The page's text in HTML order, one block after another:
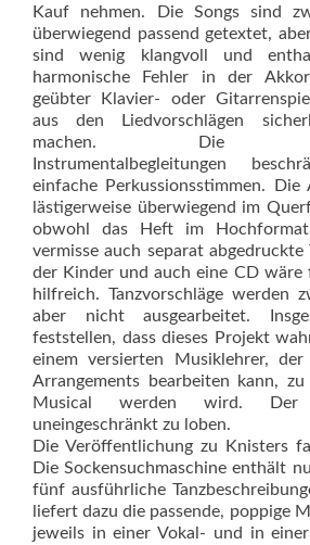
Kauf nehmen. Die Songs sind
überwiegend passend getextet,
sind wenig klangvoll und
harmonische Fehler in der
geübter Klavier- oder
aus den Liedvorschlägen
machen. Die
Instrumentalbegleitungen
einfache Perkussionsstimmen. Die
lästigerweise überwiegend im
obwohl das Heft im
vermisse auch separat
der Kinder und auch eine CD wäre
hilfreich. Tanzvorschläge werden
aber nicht ausgearbeitet.
feststellen, dass dieses Projekt
einem versierten Musiklehrer,
Arrangements bearbeiten kann, zu
Musical werden wird. Der
uneingeschränkt zu loben.
Die Veröffentlichung zu Knisters
Die Sockensuchmaschine enthält
fünf ausführliche
liefert dazu die passende, poppige
jeweils in einer Vokal- und in einer